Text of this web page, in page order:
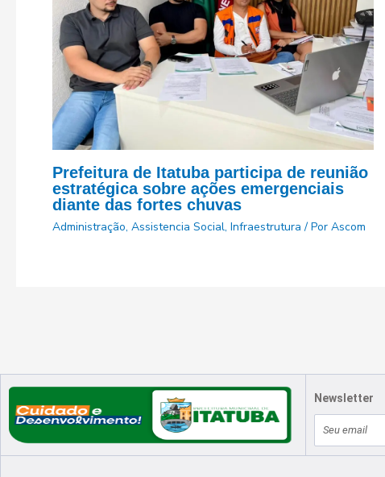
Prefeitura de Itatuba participa de reunião
estratégica sobre ações emergenciais
diante das fortes chuvas
Administração, Assistencia Social, Infraestrutura / Por Ascom
Newsletter
mail
Localização Atendimento